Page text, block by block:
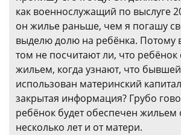
как военнослужащий по выслуге
он жилье раньше, чем я погашу
выделю долю на ребёнка. Потому
том не посчитают ли, что ребёнок
жильем, когда узнают, что
использован материнский
закрытая информация? Грубо
ребёнок будет обеспечен жильем
несколько лет и от матери.